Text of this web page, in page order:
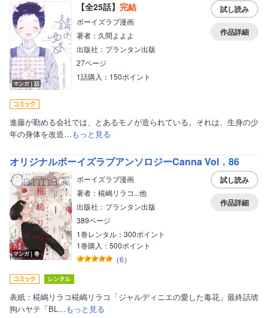
マンガ｜話
【全25話】 完結
ボーイズラブ漫画
著者：久間よよよ
出版社：プランタン出版
27ページ
1話購入：150ポイント
試し読み
作品詳細
進藤が勤める会社では、とあるモノが造られている。それは、生身の少
年の身体を改造…もっと見る
オリジナルボーイズラブアンソロジーCanna Vol．86
マンガ｜巻
ボーイズラブ漫画
著者：椛嶋リラコ...他
出版社：プランタン出版
389ページ
1巻レンタル：300ポイント
1巻購入：500ポイント
（6）
試し読み
作品詳細
表紙：椛嶋リラコ椛嶋リラコ「ジャルディニエの愛した毒花」最終話琥
狗ハヤテ「BL…もっと見る